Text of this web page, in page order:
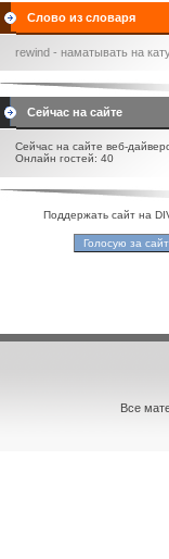
Слово из словаря
rewind - наматывать на
Сейчас на сайте
Сейчас на сайте веб-
Онлайн гостей: 40
Поддержать сайт на
Все